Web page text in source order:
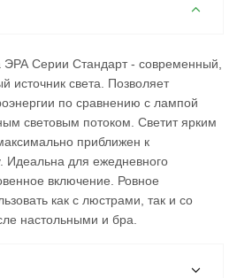
ЭРА Серии Стандарт - современный,
источник света. Позволяет
по сравнению с лампой
световым потоком. Светит ярким
приближен к
Идеальна для ежедневного
включение. Ровное
как с люстрами, так и со
настольными и бра.